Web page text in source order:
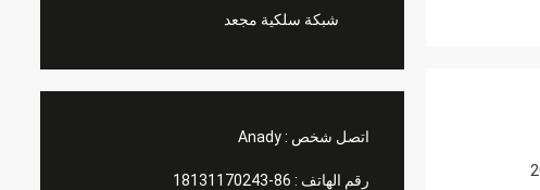
شبكة سلكية مجعد
اتصل شخص :Anady
رقم الهاتف : 86-18131170243